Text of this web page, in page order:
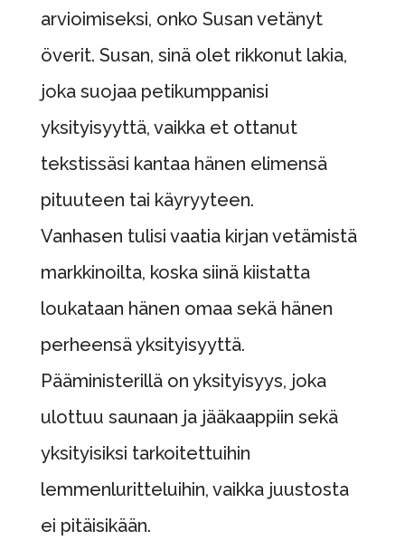
arvioimiseksi, onko Susan vetänyt
överit. Susan, sinä olet rikkonut lakia,
joka suojaa petikumppanisi
yksityisyyttä, vaikka et ottanut
tekstissäsi kantaa hänen elimensä
pituuteen tai käyryyteen.
Vanhasen tulisi vaatia kirjan vetämistä
markkinoilta, koska siinä kiistatta
loukataan hänen omaa sekä hänen
perheensä yksityisyyttä.
Pääministerillä on yksityisyys, joka
ulottuu saunaan ja jääkaappiin sekä
yksityisiksi tarkoitettuihin
lemmenluritteluihin, vaikka juustosta
ei pitäisikään.